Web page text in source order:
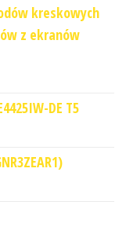
kreskowych
z ekranów
DE T5